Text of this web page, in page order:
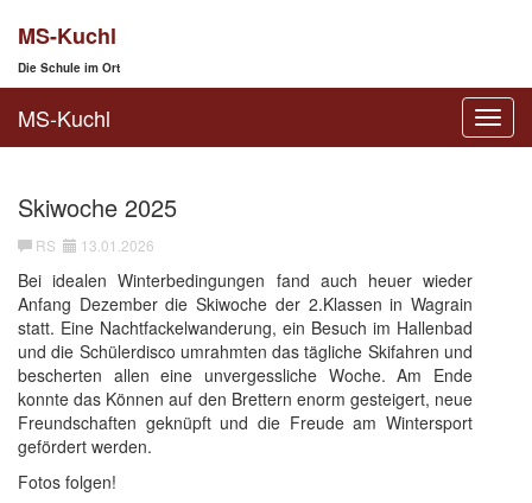
MS-Kuchl
Die Schule im Ort
MS-Kuchl
Skiwoche 2025
RS 13.01.2026
Bei idealen Winterbedingungen fand auch heuer wieder
Anfang Dezember die Skiwoche der 2.Klassen in Wagrain
statt. Eine Nachtfackelwanderung, ein Besuch im Hallenbad
und die Schülerdisco umrahmten das tägliche Skifahren und
bescherten allen eine unvergessliche Woche. Am Ende
konnte das Können auf den Brettern enorm gesteigert, neue
Freundschaften geknüpft und die Freude am Wintersport
gefördert werden.
Fotos folgen!